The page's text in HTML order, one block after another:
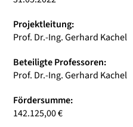
Projektleitung:
Prof. Dr.-Ing. Gerhard Kachel
Beteiligte Professoren:
Prof. Dr.-Ing. Gerhard Kachel
Fördersumme:
142.125,00 €